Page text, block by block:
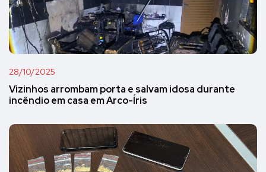
28/10/2025
Vizinhos arrombam porta e salvam idosa durante
incêndio em casa em Arco-Íris